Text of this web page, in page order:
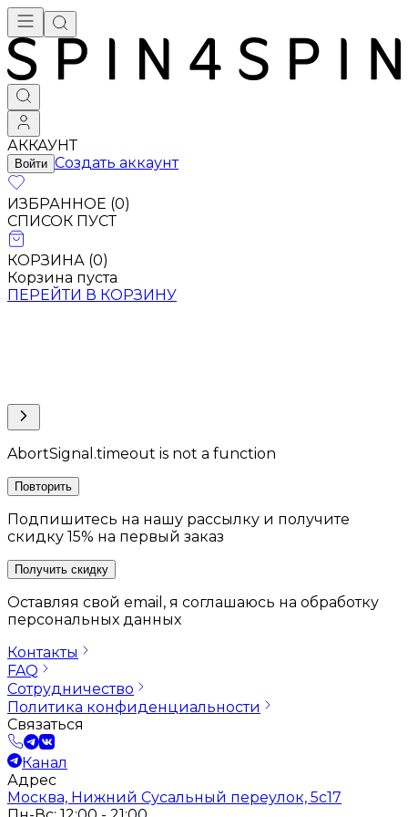
АККАУНТ
Войти Создать аккаунт
ИЗБРАННОЕ (0)
СПИСОК ПУСТ
КОРЗИНА (0)
Корзина пуста
ПЕРЕЙТИ В КОРЗИНУ
AbortSignal.timeout is not a function
Повторить
Подпишитесь на нашу рассылку и получите
скидку 15% на первый заказ
Получить скидку
Оставляя свой email, я соглашаюсь на обработку
персональных данных
Контакты
FAQ
Сотрудничество
Политика конфиденциальности
Связаться
Канал
Адрес
Москва, Нижний Сусальный переулок, 5с17